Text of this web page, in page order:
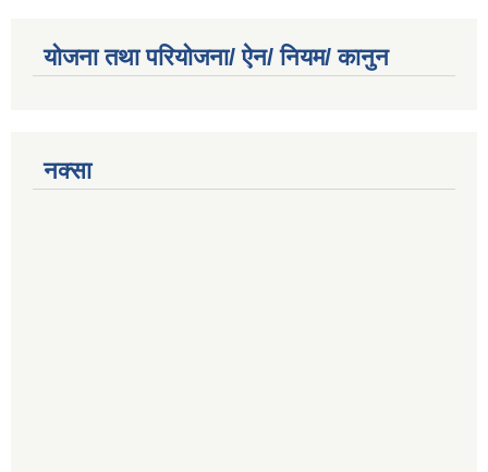
योजना तथा परियोजना/ ऐन/ नियम/ कानुन
नक्सा